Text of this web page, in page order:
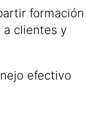
formación
clientes y
efectivo